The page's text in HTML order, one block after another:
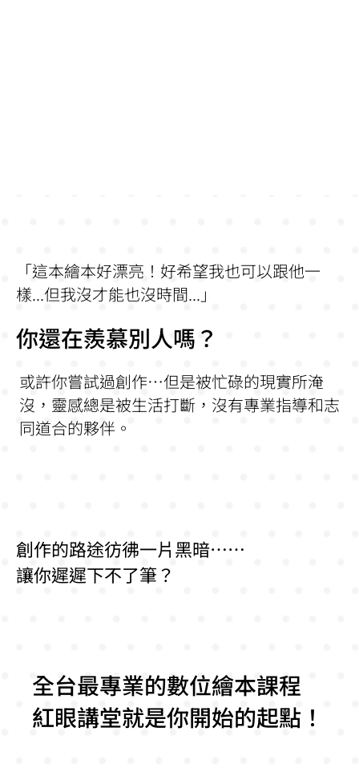
「這本繪本好漂亮！好希望我也可以跟他一
樣...但我沒才能也沒時間...」
你還在羨慕別人嗎？
或許你嘗試過創作…但是被忙碌的現實所淹
沒，靈感總是被生活打斷，沒有專業指導和志
同道合的夥伴。
全台最專業的數位繪本課程
紅眼講堂就是你開始的起點！
創作的路途彷彿一片黑暗……
讓你遲遲下不了筆？